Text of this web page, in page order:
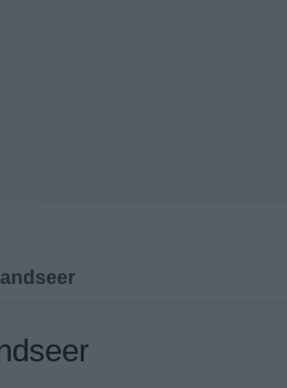
psów, których bliskim
cena za szczeniaka? Co